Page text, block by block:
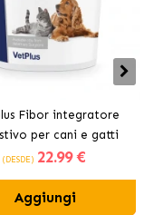
Fibor integratore
per cani e gatti
(DESDE) 22.99 €
Aggiungi